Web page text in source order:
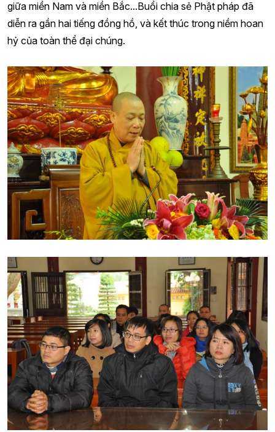
giữa miền Nam và miền Bắc...Buổi chia sẻ Phật pháp đã
diễn ra gần hai tiếng đồng hồ, và kết thúc trong niềm hoan
hỷ của toàn thể đại chúng.